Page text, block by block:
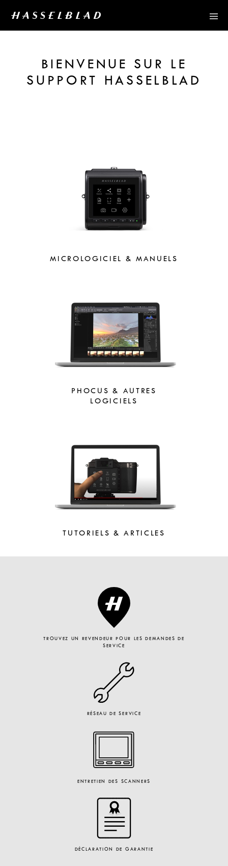
BIENVENUE SUR LE
SUPPORT HASSELBLAD
MICROLOGICIEL & MANUELS
PHOCUS & AUTRES
LOGICIELS
TUTORIELS & ARTICLES
TROUVEZ UN REVENDEUR POUR LES DEMANDES DE
SERVICE
RÉSEAU DE SERVICE
ENTRETIEN DES SCANNERS
DÉCLARATION DE GARANTIE